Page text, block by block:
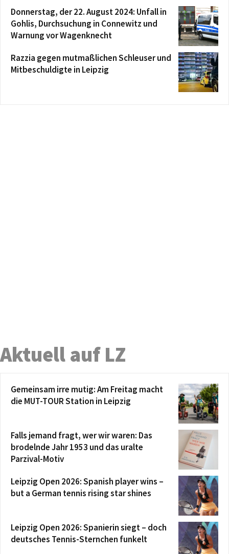
Donnerstag, der 22. August 2024: Unfall in
Gohlis, Durchsuchung in Connewitz und
Warnung vor Wagenknecht
Razzia gegen mutmaßlichen Schleuser und
Mitbeschuldigte in Leipzig
Aktuell auf LZ
Gemeinsam irre mutig: Am Freitag macht
die MUT-TOUR Station in Leipzig
Falls jemand fragt, wer wir waren: Das
brodelnde Jahr 1953 und das uralte
Parzival-Motiv
Leipzig Open 2026: Spanish player wins –
but a German tennis rising star shines
Leipzig Open 2026: Spanierin siegt – doch
deutsches Tennis-Sternchen funkelt